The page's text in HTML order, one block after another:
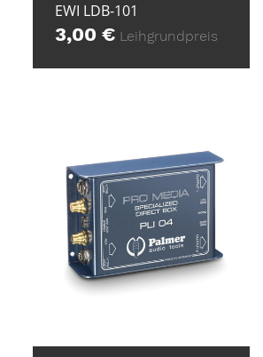
EWI LDB-101
3,00 € Leihgrundpreis